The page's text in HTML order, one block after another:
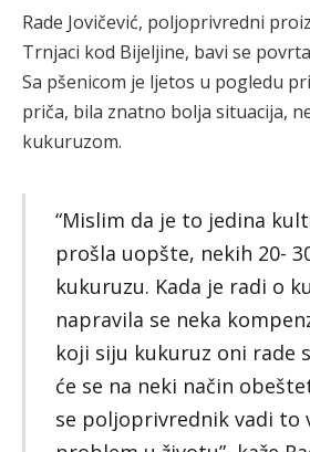
Rade Jovičević, poljoprivredni
Trnjaci kod Bijeljine, bavi se
Sa pšenicom je ljetos u pogledu
priča, bila znatno bolja situacija,
kukuruzom.
“Mislim da je to jedina
prošla uopšte, nekih 20-
kukuruzu. Kada je radi o
napravila se neka
koji siju kukuruz oni rade
će se na neki način
se poljoprivrednik vadi to